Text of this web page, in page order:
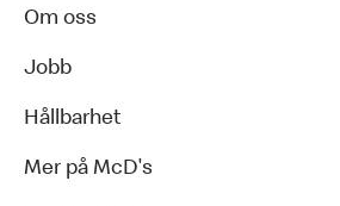
Om oss
Jobb
Hållbarhet
Mer på McD's